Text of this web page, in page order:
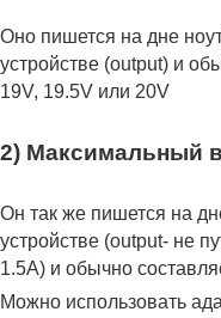
Оно пишется на дне
устройстве (output) и
19V, 19.5V или 20V
2) Максимальный
Он так же пишется на
устройстве (output- не
1.5A) и обычно
Можно использовать